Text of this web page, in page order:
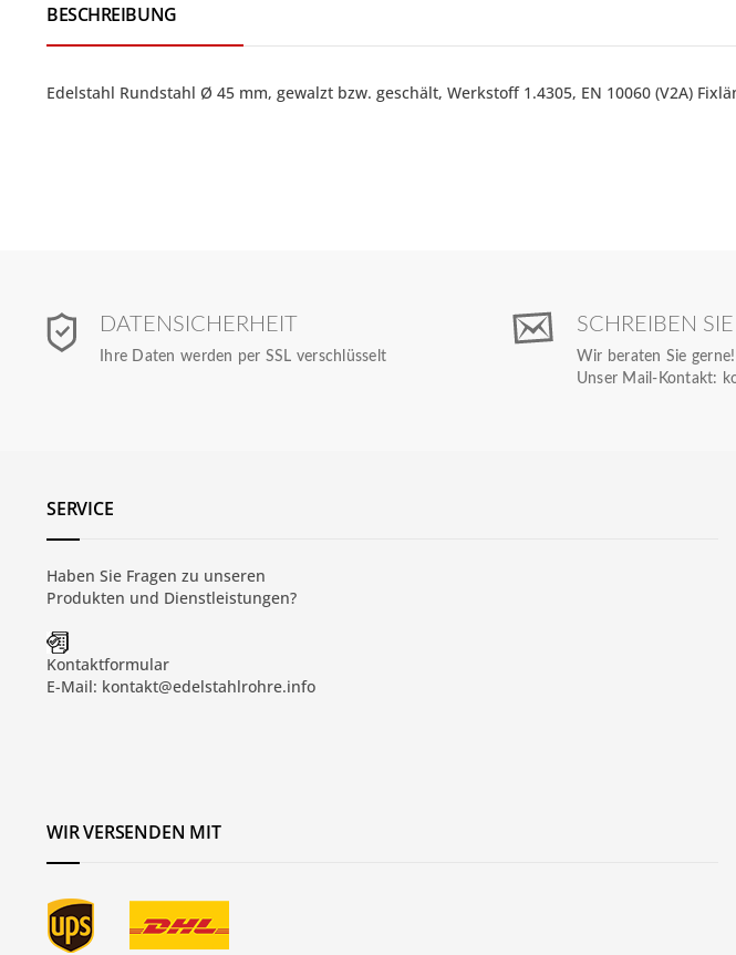
BESCHREIBUNG
Edelstahl Rundstahl Ø 45 mm, gewalzt bzw. geschält, Werkstoff 1.4305, EN 10060 (V2A)
DATENSICHERHEIT
Ihre Daten werden per SSL verschlüsselt
SCHREIBEN
Wir beraten Sie gerne!
Unser Mail-Kontakt:
SERVICE
Haben Sie Fragen zu unseren
Produkten und Dienstleistungen?
Kontaktformular
E-Mail: kontakt@edelstahlrohre.info
WIR VERSENDEN MIT